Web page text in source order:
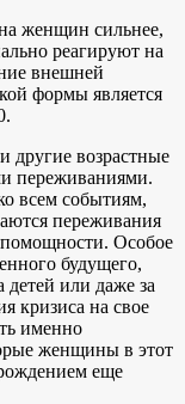
женщин сильнее,
реагируют на
внешней
формы является
другие возрастные
переживаниями.
всем событиям,
переживания
Особое
будущего,
детей или даже за
кризиса на свое
именно
женщины в этот
еще